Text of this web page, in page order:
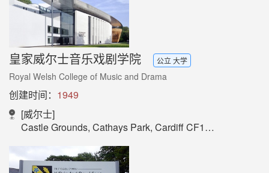
皇家威尔士音乐戏剧学院 公立 大学
Royal Welsh College of Music and Drama
创建时间： 1949
[威尔士]
Castle Grounds, Cathays Park, Cardiff CF10 3ER